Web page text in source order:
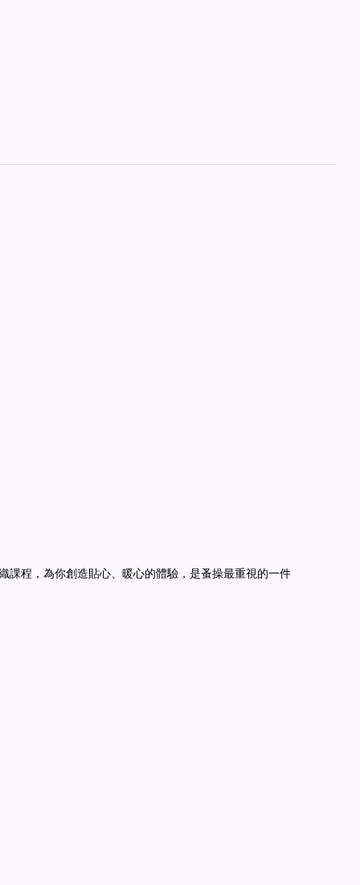
課程，為你創造貼心、暖心的體驗，是蚤操最重視的一件